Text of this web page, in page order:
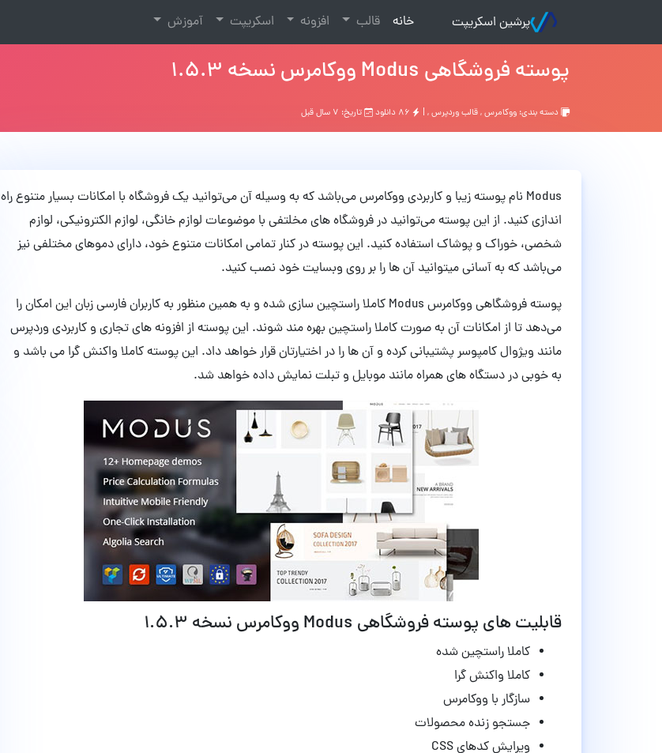
پرشین اسکریپت خانه
(current) قالب افزونه اسکریپت آموزش
پوسته فروشگاهی Modus ووکامرس نسخه 1.5.3
دسته بندی: ووکامرس,قالب وردپرس, | تاریخ: ۷ سال قبل
Modus نام پوسته زیبا و کاربردی ووکامرس می‌باشد که به وسیله آن می‌توانید یک فروشگاه با امکانات بسیار متنوع راه
اندازی کنید. از این پوسته می‌توانید در فروشگاه های مخلتفی با موضوعات لوازم خانگی، لوازم الکترونیکی، لوازم
شخصی، خوراک و پوشاک استفاده کنید. این پوسته در کنار تمامی امکانات متنوع خود، دارای دموهای مختلفی نیز
می‌باشد که به آسانی میتوانید آن ها را بر روی وبسایت خود نصب کنید.
پوسته فروشگاهی ووکامرس Modus کاملا راستچین سازی شده و به همین منظور به کاربران فارسی زبان این امکان را
می‌دهد تا از امکانات آن به صورت کاملا راستچین بهره مند شوند. این پوسته از افزونه های تجاری و کاربردی وردپرس
مانند ویژوال کامپوسر پشتیبانی کرده و آن ها را در اختیارتان قرار خواهد داد. این پوسته کاملا واکنش گرا می باشد و
به خوبی در دستگاه های همراه مانند موبایل و تبلت نمایش داده خواهد شد.
قابلیت های پوسته فروشگاهی Modus ووکامرس نسخه 1.5.3
کاملا راستچین شده
کاملا واکنش گرا
سازگار با ووکامرس
جستجو زنده محصولات
ویرایش کدهای CSS